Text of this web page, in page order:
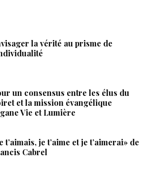
la vérité au prisme de
un consensus entre les élus du
et la mission évangélique
Vie et Lumière
t’aimais, je t’aime et je t’aimerai» de
Cabrel